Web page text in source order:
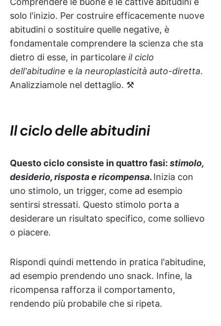
solo l'inizio. Per costruire efficacemente nuove
abitudini o sostituire quelle negative, è
fondamentale comprendere la scienza che sta
dietro di esse, in particolare il ciclo
dell'abitudine e la neuroplasticità auto-diretta.
Analizziamole nel dettaglio. ⚒️
Il ciclo delle abitudini
Questo ciclo consiste in quattro fasi: stimolo,
desiderio, risposta e ricompensa. Inizia con
uno stimolo, un trigger, come ad esempio
sentirsi stressati. Questo stimolo porta a
desiderare un risultato specifico, come sollievo
o piacere.
Rispondi quindi mettendo in pratica l'abitudine,
ad esempio prendendo uno snack. Infine, la
ricompensa rafforza il comportamento,
rendendo più probabile che si ripeta.